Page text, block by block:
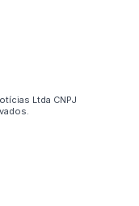
Ltda CNPJ